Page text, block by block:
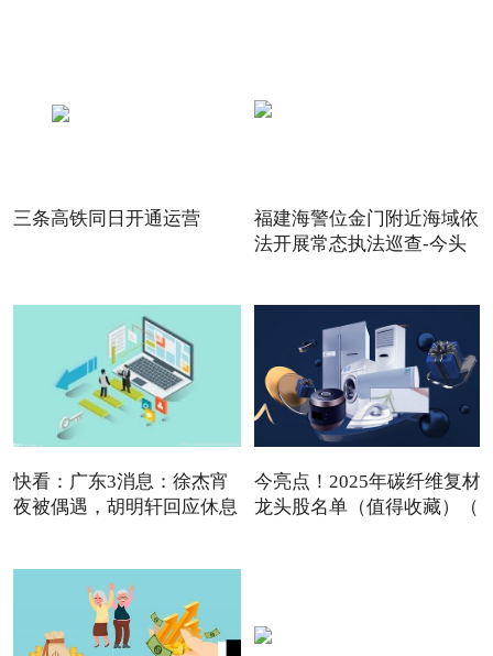
三条高铁同日开通运营
福建海警位金门附近海域依
法开展常态执法巡查-今头
快看：广东3消息：徐杰宵
夜被偶遇，胡明轩回应休息
今亮点！2025年碳纤维复材
龙头股名单（值得收藏）（